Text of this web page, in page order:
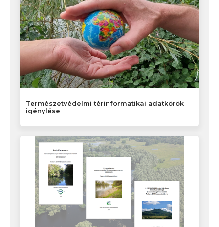
Természetvédelmi térinformatikai adatkörök
igénylése